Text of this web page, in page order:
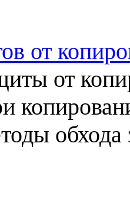
от
от
обхода